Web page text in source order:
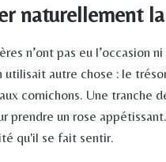
naturellement
n’ont pas eu l’occasion
utilisait autre chose : le
cornichons. Une tranche
prendre un rose
qu'il se fait sentir.